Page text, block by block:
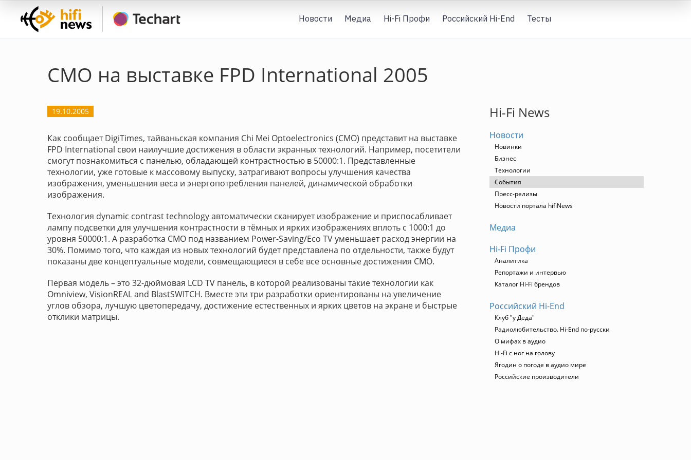
Новости Медиа Hi-Fi Профи Российский Hi-End Тесты
CMO на выставке FPD International 2005
19.10.2005
Как сообщает DigiTimes, тайваньская компания Chi Mei Optoelectronics (CMO) представит на выставке
FPD International свои наилучшие достижения в области экранных технологий. Например, посетители
смогут познакомиться с панелью, обладающей контрастностью в 50000:1. Представленные
технологии, уже готовые к массовому выпуску, затрагивают вопросы улучшения качества
изображения, уменьшения веса и энергопотребления панелей, динамической обработки
изображения.
Технология dynamic contrast technology автоматически сканирует изображение и приспосабливает
лампу подсветки для улучшения контрастности в тёмных и ярких изображениях вплоть с 1000:1 до
уровня 50000:1. А разработка CMO под названием Power-Saving/Eco TV уменьшает расход энергии на
30%. Помимо того, что каждая из новых технологий будет представлена по отдельности, также будут
показаны две концептуальные модели, совмещающиеся в себе все основные достижения CMO.
Первая модель – это 32-дюймовая LCD TV панель, в которой реализованы такие технологии как
Omniview, VisionREAL and BlastSWITCH. Вместе эти три разработки ориентированы на увеличение
углов обзора, лучшую цветопередачу, достижение естественных и ярких цветов на экране и быстрые
отклики матрицы.
Hi-Fi News
Новости
Новинки
Бизнес
Технологии
События
Пресс-релизы
Новости портала hifiNews
Медиа
Hi-Fi Профи
Аналитика
Репортажи и интервью
Каталог Hi-Fi брендов
Российский Hi-End
Клуб "у Деда"
Радиолюбительство. Hi-End по-русски
О мифах в аудио
Hi-Fi с ног на голову
Ягодин о погоде в аудио мире
Российские производители